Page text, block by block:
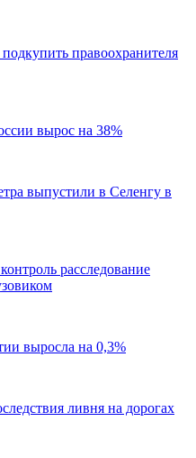
правоохранителя
вырос на 38%
выпустили в Селенгу в
расследование
выросла на 0,3%
ливня на дорогах